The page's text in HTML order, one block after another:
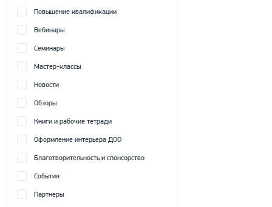
Повышение квалификации
Вебинары
Семинары
Мастер-классы
Новости
Обзоры
Книги и рабочие тетради
Оформление интерьера ДОО
Благотворительность и спонсорство
События
Партнеры